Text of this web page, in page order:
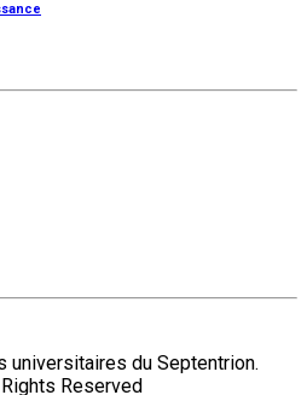
du Septentrion.
Reserved